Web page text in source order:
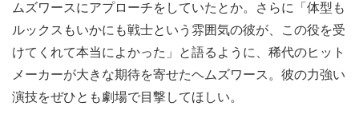
ムズワースにアプローチをしていたとか。さらに「体型も
ルックスもいかにも戦士という雰囲気の彼が、この役を受
けてくれて本当によかった」と語るように、稀代のヒット
メーカーが大きな期待を寄せたヘムズワース。彼の力強い
演技をぜひとも劇場で目撃してほしい。